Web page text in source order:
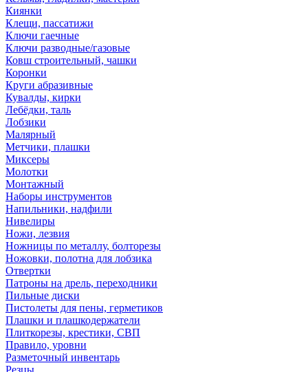
Киянки
Клещи, пассатижи
Ключи гаечные
Ключи разводные/газовые
Ковш строительный, чашки
Коронки
Круги абразивные
Кувалды, кирки
Лебёдки, таль
Лобзики
Малярный
Метчики, плашки
Миксеры
Молотки
Монтажный
Наборы инструментов
Напильники, надфили
Нивелиры
Ножи, лезвия
Ножницы по металлу, болторезы
Ножовки, полотна для лобзика
Отвертки
Патроны на дрель, переходники
Пильные диски
Пистолеты для пены, герметиков
Плашки и плашкодержатели
Плиткорезы, крестики, СВП
Правило, уровни
Разметочный инвентарь
Резцы